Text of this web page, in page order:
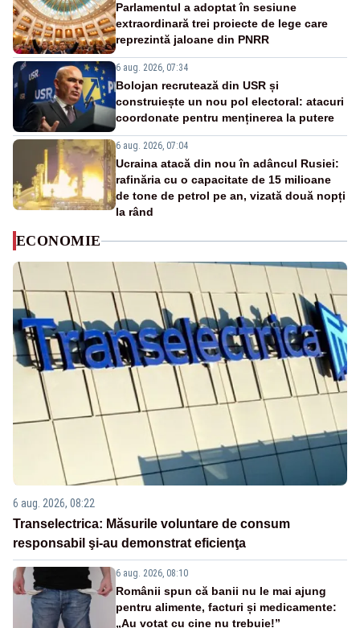
Parlamentul a adoptat în sesiune
extraordinară trei proiecte de lege care
reprezintă jaloane din PNRR
6 aug. 2026, 07:34
Bolojan recrutează din USR și
construiește un nou pol electoral: atacuri
coordonate pentru menținerea la putere
6 aug. 2026, 07:04
Ucraina atacă din nou în adâncul Rusiei:
rafinăria cu o capacitate de 15 milioane
de tone de petrol pe an, vizată două nopți
la rând
ECONOMIE
6 aug. 2026, 08:22
Transelectrica: Măsurile voluntare de consum
responsabil şi-au demonstrat eficienţa
6 aug. 2026, 08:10
Românii spun că banii nu le mai ajung
pentru alimente, facturi și medicamente:
„Au votat cu cine nu trebuie!”